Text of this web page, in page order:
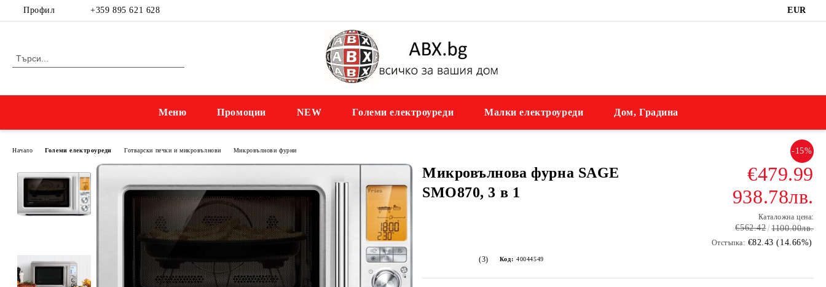
Профил +359 895 621 628 EUR
Меню Промоции NEW Големи електроуреди Малки електроуреди Дом, Градина
Начало Големи електроуреди Готварски печки и микровълнови Микровълнови фурни
Микровълнова фурна SAGE
SMO870, 3 в 1
-15%
€479.99
938.78лв.
Каталожна цена:
€562.42 1100.00лв.
Отстъпка: €82.43 (14.66%)
(3) Код: 40044549